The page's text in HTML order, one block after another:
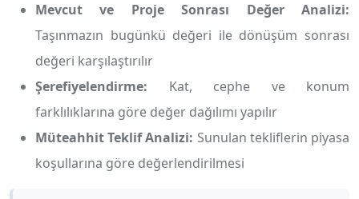
Mevcut ve Proje Sonrası Değer Analizi:
Taşınmazın bugünkü değeri ile dönüşüm sonrası
değeri karşılaştırılır
Şerefiyelendirme: Kat, cephe ve konum
farklılıklarına göre değer dağılımı yapılır
Müteahhit Teklif Analizi: Sunulan tekliflerin piyasa
koşullarına göre değerlendirilmesi